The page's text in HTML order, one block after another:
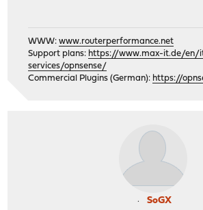
WWW:www.routerperformance.net
Support plans: https://www.max-it.de/en/
services/opnsense/
Commercial Plugins (German): https://
SoGX